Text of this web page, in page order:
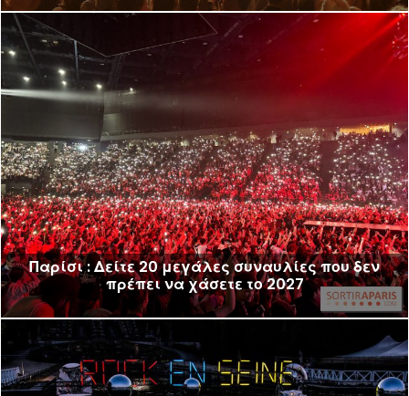
Παρίσι : Δείτε 20 μεγάλες συναυλίες που δεν
πρέπει να χάσετε το 2027